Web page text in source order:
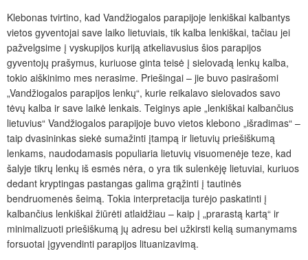
Klebonas tvirtino, kad Vandžiogalos parapijoje lenkiškai kalbantys
vietos gyventojai save laiko lietuviais, tik kalba lenkiškai, tačiau jei
pažvelgsime į vyskupijos kuriją atkeliavusius šios parapijos
gyventojų prašymus, kuriuose ginta teisė į sielovadą lenkų kalba,
tokio aiškinimo mes nerasime. Priešingai – jie buvo pasirašomi
„Vandžiogalos parapijos lenkų“, kurie reikalavo sielovados savo
tėvų kalba ir save laikė lenkais. Teiginys apie „lenkiškai kalbančius
lietuvius“ Vandžiogalos parapijoje buvo vietos klebono „išradimas“ –
taip dvasininkas siekė sumažinti įtampą ir lietuvių priešiškumą
lenkams, naudodamasis populiaria lietuvių visuomenėje teze, kad
šalyje tikrų lenkų iš esmės nėra, o yra tik sulenkėję lietuviai, kuriuos
dedant kryptingas pastangas galima grąžinti į tautinės
bendruomenės šeimą. Tokia interpretacija turėjo paskatinti į
kalbančius lenkiškai žiūrėti atlaidžiau – kaip į „prarastą kartą“ ir
minimalizuoti priešiškumą jų adresu bei užkirsti kelią sumanymams
forsuotai įgyvendinti parapijos lituanizavimą.